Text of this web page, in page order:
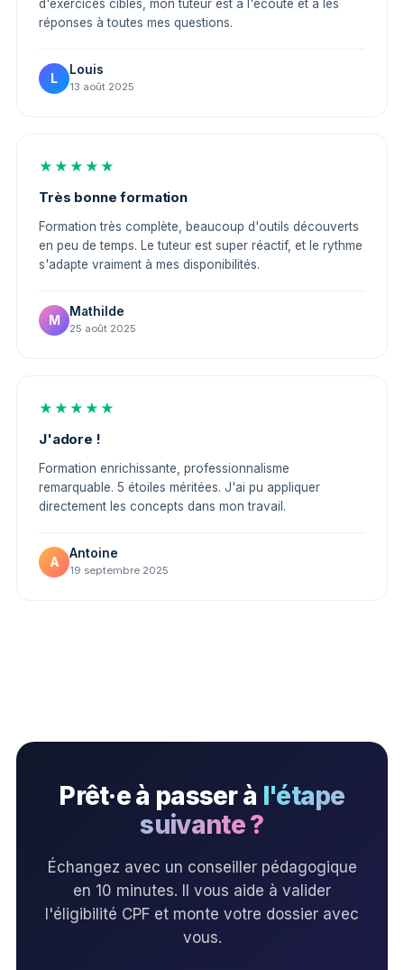
d'exercices ciblés, mon tuteur est à l'écoute et a les
réponses à toutes mes questions.
L
Louis
13 août 2025
★★★★★
Très bonne formation
Formation très complète, beaucoup d'outils découverts
en peu de temps. Le tuteur est super réactif, et le rythme
s'adapte vraiment à mes disponibilités.
M
Mathilde
25 août 2025
★★★★★
J'adore !
Formation enrichissante, professionnalisme
remarquable. 5 étoiles méritées. J'ai pu appliquer
directement les concepts dans mon travail.
A
Antoine
19 septembre 2025
Prêt·e à passer à l'étape
suivante ?
Échangez avec un conseiller pédagogique
en 10 minutes. Il vous aide à valider
l'éligibilité CPF et monte votre dossier avec
vous.